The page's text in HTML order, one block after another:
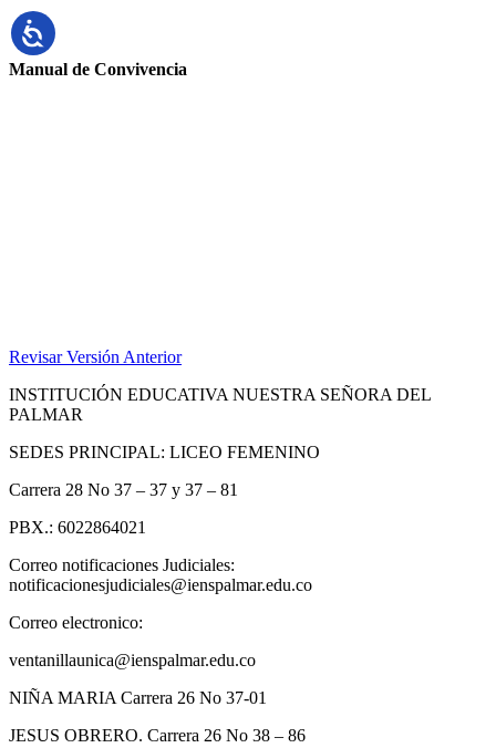
Manual de Convivencia
Revisar Versión Anterior
INSTITUCIÓN EDUCATIVA NUESTRA SEÑORA DEL
PALMAR
SEDES PRINCIPAL: LICEO FEMENINO
Carrera 28 No 37 – 37 y 37 – 81
PBX.: 6022864021
Correo notificaciones Judiciales:
notificacionesjudiciales@ienspalmar.edu.co
Correo electronico:
ventanillaunica@ienspalmar.edu.co
NIÑA MARIA Carrera 26 No 37-01
JESUS OBRERO. Carrera 26 No 38 – 86